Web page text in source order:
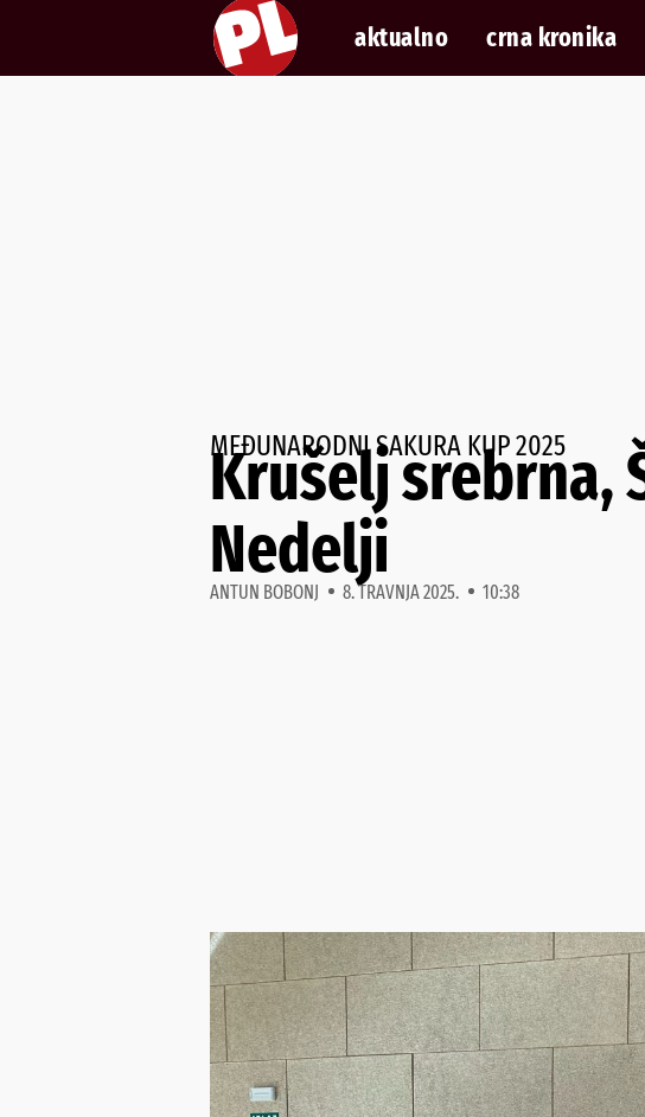
aktualno crna kronika
MEĐUNARODNI SAKURA KUP 2025
Krušelj srebrna,
Nedelji
ANTUN BOBONJ 8. TRAVNJA 2025. 10:38